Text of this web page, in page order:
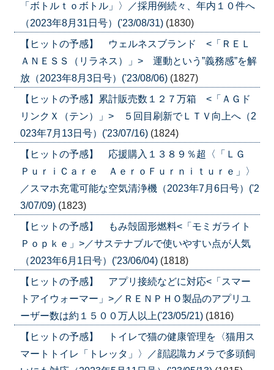
「ボトルｔｏボトル」〉／採用例続々、年内１０件へ
（2023年8月31日号）('23/08/31) (1830)
【ヒットの予感】 ウェルネスブランド <「ＲＥＬ
ＡＮＥＳＳ（リラネス）」> 運動という”義務感”を解
放（2023年8月3日号）('23/08/06) (1827)
【ヒットの予感】累計販売数１２７万箱 <「ＡＧド
リンクＸ（テン）」> ５回目刷新でＬＴＶ向上へ（2
023年7月13日号）('23/07/16) (1824)
【ヒットの予感】 応援購入１３８９％超〈「ＬＧ
ＰｕｒｉＣａｒｅ ＡｅｒｏＦｕｒｎｉｔｕｒｅ」〉
／スマホ充電可能な空気清浄機（2023年7月6日号）('2
3/07/09) (1823)
【ヒットの予感】 もみ殻固形燃料<「モミガライト
Ｐｏｐｋｅ」>／サステナブルで使いやすい点が人気
（2023年6月1日号）('23/06/04) (1818)
【ヒットの予感】 アプリ接続などに対応<「スマー
トアイウォーマー」>／ＲＥＮＰＨＯ製品のアプリユ
ーザー数は約１５００万人以上('23/05/21) (1816)
【ヒットの予感】 トイレで猫の健康管理を〈猫用ス
マートトイレ「トレッタ」〉／顔認識カメラで多頭飼